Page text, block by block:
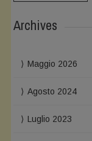
Archives
Maggio 2026
Agosto 2024
Luglio 2023